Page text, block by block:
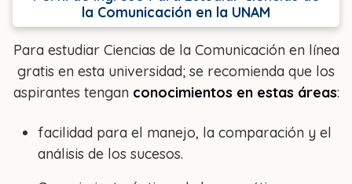
la Comunicación en la UNAM
Para estudiar Ciencias de la Comunicación en línea
gratis en esta universidad; se recomienda que los
aspirantes tengan conocimientos en estas áreas:
facilidad para el manejo, la comparación y el
análisis de los sucesos.